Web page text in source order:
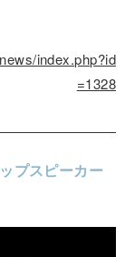
index.php?id
=1328
プスピーカー